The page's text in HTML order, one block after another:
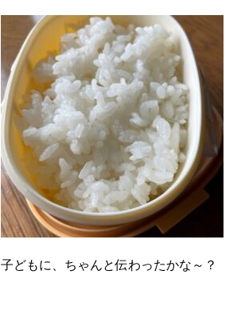
子どもに、ちゃんと伝わったかな～？